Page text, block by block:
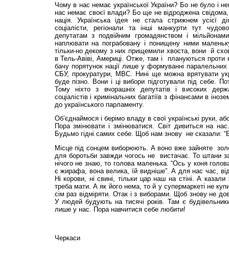
Чому в нас немає української України? Бо не було і
нас немає своєї влади? Бо ще не відроджена свідома,
нація. Українська ідея не стала стрижнем усієї
соціалісти, регіонали та інші манкурти тут
депутатам з подвійним громадянством і
наплювати на пограбовану і понищену ними
тільки-но декому з них прищемили хвоста, вони й
в Тель-Авіві, Америці. Отже, там і плануються проти
бачу порятунок нації лише у формуванні
СБУ, прокуратури, МВС. Нині ще можна врятувати
буде пізно. Вони і ці вибори підготували під себе.
Тому ніхто з вчорашніх депутатів і високих
соціалістів і кримінальних багатіїв з фінансами в
до українського парламенту.
Об’єднаймося і берімо владу в свої українські руки,
Пора змінювати і змінюватися. Світ дивиться на
Будьмо гідні самих себе. Щоб нам знову не сказали:
Місце під сонцем виборюють. А воно вже зайняте
для боротьби завжди чогось не вистачає. То штани
нічого не знаю, то голова маленька. “Ось у коня
є жирафа, вона велика, їй видніше”. А для нас час,
Ні корови, ні свині, тільки цар наш на стіні. А
треба мати. А як його нема, то й у супермаркеті не
сім раз відміряти. Отак і з виборами. Щоб знову не
У людей будують на тисячі років. Там є
лише у нас. Пора навчитися себе любити!
Черкаси